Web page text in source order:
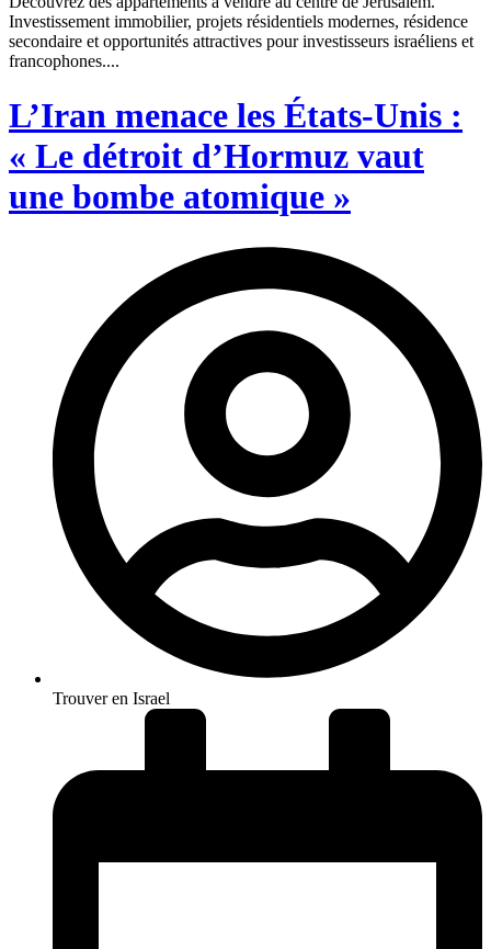
Investissement immobilier, projets résidentiels modernes, résidence
secondaire et opportunités attractives pour investisseurs israéliens et
francophones....
L’Iran menace les États-Unis :
« Le détroit d’Hormuz vaut
une bombe atomique »
Trouver en Israel